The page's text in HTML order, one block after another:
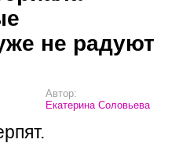
не радуют
Автор:
Екатерина Соловьева